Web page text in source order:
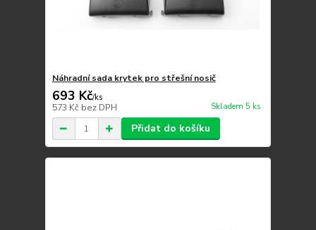
Náhradní sada krytek pro střešní nosič
693 Kč/ks
573 Kč bez DPH Skladem 5 ks
Přidat do košíku